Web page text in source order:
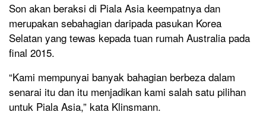
Son akan beraksi di Piala Asia keempatnya dan
merupakan sebahagian daripada pasukan Korea
Selatan yang tewas kepada tuan rumah Australia pada
final 2015.
“Kami mempunyai banyak bahagian berbeza dalam
senarai itu dan itu menjadikan kami salah satu pilihan
untuk Piala Asia,” kata Klinsmann.